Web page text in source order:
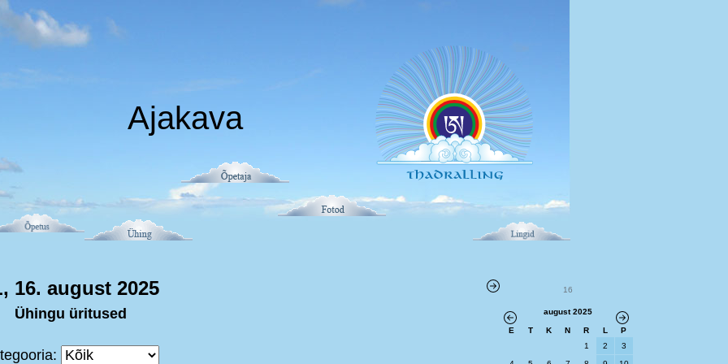
Ajakava
16. august 2025
Ühingu üritused
16
august 2025
E T K N R L
P
1
2
3